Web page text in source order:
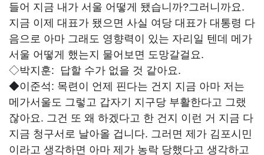
들어 지금 내가 서울 어떻게 됐습니까?그러니까요.
지금 이제 대표가 됐으면 사실 여당 대표가 대통령 다
음으로 아마 그래도 영향력이 있는 자리일 텐데 메가
서울 어떻게 했는지 물어보면 도망갈걸요.
◇박지훈: 답할 수가 없을 것 같아요.
◆이준석: 목련이 언제 핀다는 건지 지금 아마 저는
메가서울도 그렇고 갑자기 지구당 부활한다고 그랬
잖아요. 그건 또 왜 하겠다고 한 건지 이런 거 지금 다
지금 청구서로 날아올 겁니다. 그러면 제가 김포시민
이라고 생각하면 아마 제가 농락 당했다고 생각하고